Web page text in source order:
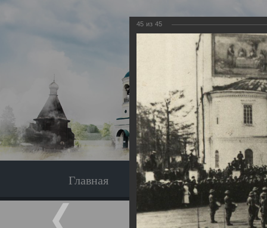
Главная Экскурсия
45 из 45